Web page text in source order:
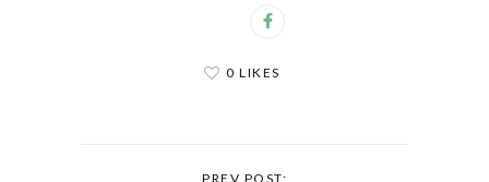
0 LIKES
PREV POST: